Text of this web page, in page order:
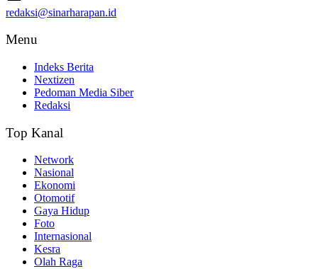
redaksi@sinarharapan.id
Menu
Indeks Berita
Nextizen
Pedoman Media Siber
Redaksi
Top Kanal
Network
Nasional
Ekonomi
Otomotif
Gaya Hidup
Foto
Internasional
Kesra
Olah Raga